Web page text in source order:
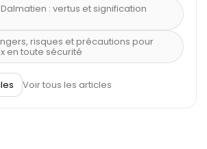
: vertus et signification
risques et précautions pour
en toute sécurité
un bracelet de pierre
et ses pierres
Voir tous les articles